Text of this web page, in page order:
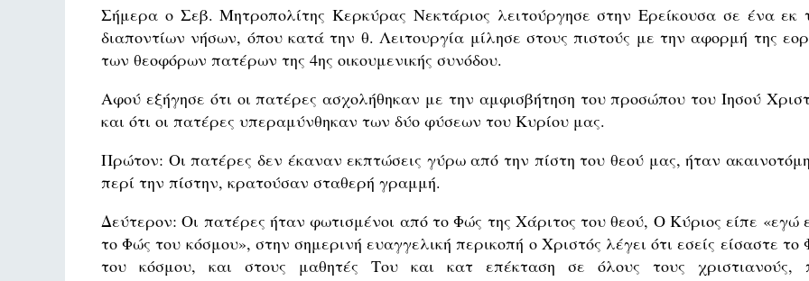
Σήμερα ο Σεβ. Μητροπολίτης Κερκύρας Νεκτάριος λειτούργησε στην Ερείκουσα σε ένα εκ
διαποντίων νήσων, όπου κατά την θ. Λειτουργία μίλησε στους πιστούς με την αφορμή της
των θεοφόρων πατέρων της 4ης οικουμενικής συνόδου.
Αφού εξήγησε ότι οι πατέρες ασχολήθηκαν με την αμφισβήτηση του προσώπου του Ιησού
και ότι οι πατέρες υπεραμύνθηκαν των δύο φύσεων του Κυρίου μας.
Πρώτον: Οι πατέρες δεν έκαναν εκπτώσεις γύρω από την πίστη του θεού μας, ήταν
περί την πίστην, κρατούσαν σταθερή γραμμή.
Δεύτερον: Οι πατέρες ήταν φωτισμένοι από το Φώς της Χάριτος του θεού, Ο Κύριος είπε «εγώ
το Φώς του κόσμου», στην σημερινή ευαγγελική περικοπή ο Χριστός λέγει ότι εσείς είσαστε το
του κόσμου, και στους μαθητές Του και κατ επέκταση σε όλους τους χριστιανούς,